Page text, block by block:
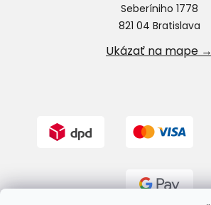
Seberíniho 1778
821 04 Bratislava
Ukázať na mape →